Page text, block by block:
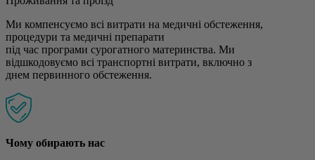
Ми компенсуємо всі витрати на медичні обстеження,
процедури та медичні препарати
під час програми сурогатного материнства. Ми
відшкодовуємо всі транспортні витрати, включно з
днем первинного обстеження.
Чому обирають нас